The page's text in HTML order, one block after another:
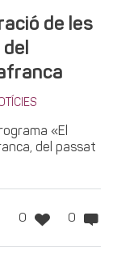
de les
«El
del passat
0 0